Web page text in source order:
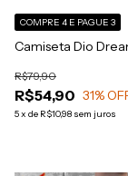
Camiseta Dio
R$54,90
R$79,90
31%
5x de R$10,98 sem juros
COMPRE 4 E PAGUE 3